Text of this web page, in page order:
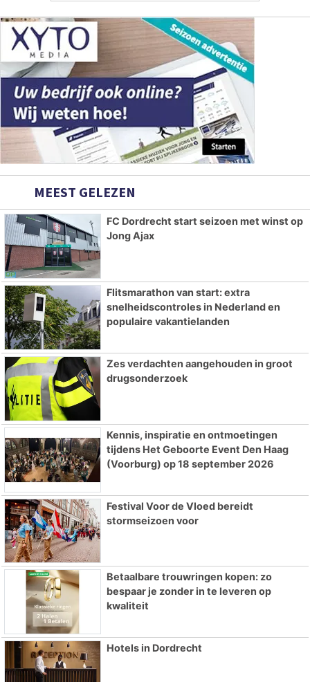
MEEST GELEZEN
FC Dordrecht start seizoen met winst op
Jong Ajax
Flitsmarathon van start: extra
snelheidscontroles in Nederland en
populaire vakantielanden
Zes verdachten aangehouden in groot
drugsonderzoek
Kennis, inspiratie en ontmoetingen
tijdens Het Geboorte Event Den Haag
(Voorburg) op 18 september 2026
Festival Voor de Vloed bereidt
stormseizoen voor
Betaalbare trouwringen kopen: zo
bespaar je zonder in te leveren op
kwaliteit
Hotels in Dordrecht